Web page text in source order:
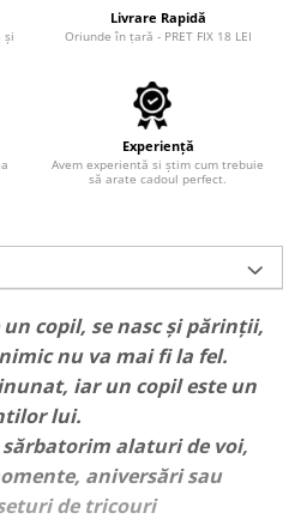
și
Livrare Rapidă
Oriunde în țară - PRET FIX 18 LEI
Experiență
Avem experientă si știm cum trebuie
să arate cadoul perfect.
copil, se nasc și părinții,
nu va mai fi la fel.
iar un copil este un
lui.
alaturi de voi,
aniversări sau
de tricouri